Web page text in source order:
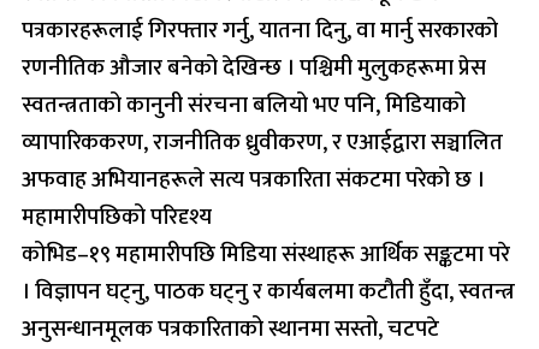
पत्रकारहरूलाई गिरफ्तार गर्नु, यातना दिनु, वा मार्नु सरकारको
रणनीतिक औजार बनेको देखिन्छ । पश्चिमी मुलुकहरूमा प्रेस
स्वतन्त्रताको कानुनी संरचना बलियो भए पनि, मिडियाको
व्यापारिककरण, राजनीतिक ध्रुवीकरण, र एआईद्वारा सञ्चालित
अफवाह अभियानहरूले सत्य पत्रकारिता संकटमा परेको छ ।
महामारीपछिको परिदृश्य
कोभिड–१९ महामारीपछि मिडिया संस्थाहरू आर्थिक सङ्कटमा परे
। विज्ञापन घट्नु, पाठक घट्नु र कार्यबलमा कटौती हुँदा, स्वतन्त्र
अनुसन्धानमूलक पत्रकारिताको स्थानमा सस्तो, चटपटे